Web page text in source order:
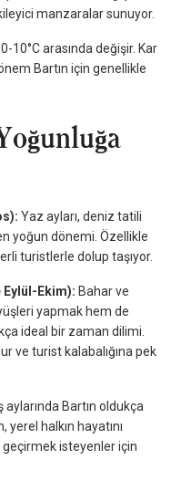
manzaralar sunuyor.
0-10°C arasında değişir. Kar
Bartın için genellikle
Yaz ayları, deniz tatili
yoğun dönemi. Özellikle
turistlerle dolup taşıyor.
Eylül-Ekim): Bahar ve
yapmak hem de
ideal bir zaman dilimi.
ve turist kalabalığına pek
aylarında Bartın oldukça
halkın hayatını
isteyenler için